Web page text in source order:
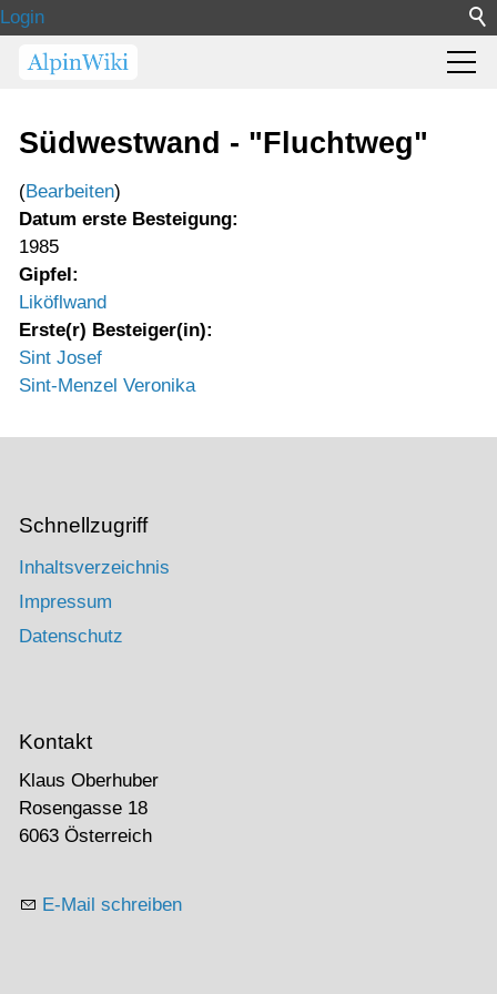
Login
Südwestwand - "Fluchtweg"
(Bearbeiten)
Datum erste Besteigung:
1985
Gipfel:
Liköflwand
Erste(r) Besteiger(in):
Sint Josef
Sint-Menzel Veronika
Schnellzugriff
Inhaltsverzeichnis
Impressum
Datenschutz
Kontakt
Klaus Oberhuber
Rosengasse 18
6063 Österreich
E-Mail schreiben